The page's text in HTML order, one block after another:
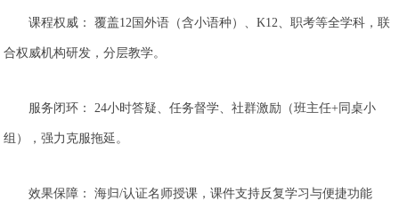
课程权威： 覆盖12国外语（含小语种）、K12、职考等全学科，联
合权威机构研发，分层教学。
服务闭环： 24小时答疑、任务督学、社群激励（班主任+同桌小
组），强力克服拖延。
效果保障： 海归/认证名师授课，课件支持反复学习与便捷功能